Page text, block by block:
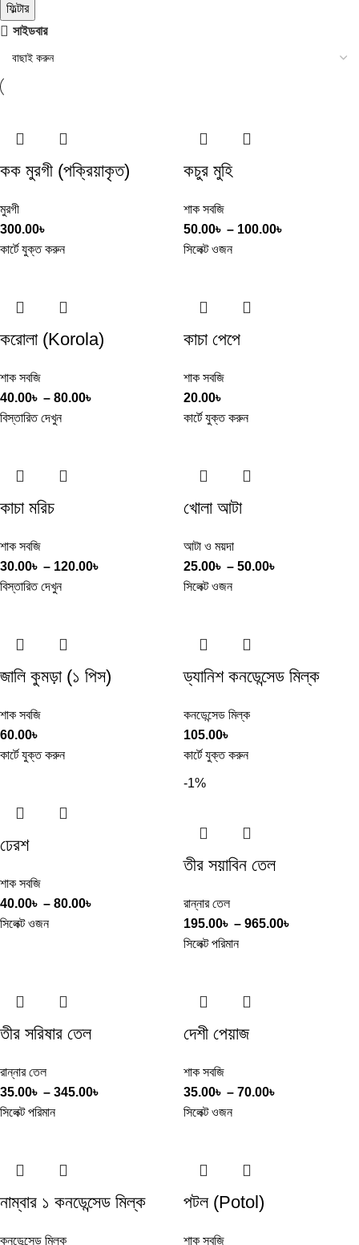
ফিল্টার
সাইডবার
কক মুরগী (পক্রিয়াকৃত)
মুরগী
300.00৳
কার্টে যুক্ত করুন
কচুর মুহি
শাক সবজি
50.00৳ – 100.00৳
সিলেক্ট ওজন
করোলা (Korola)
শাক সবজি
40.00৳ – 80.00৳
বিস্তারিত দেখুন
কাচা পেপে
শাক সবজি
20.00৳
কার্টে যুক্ত করুন
কাচা মরিচ
শাক সবজি
30.00৳ – 120.00৳
বিস্তারিত দেখুন
খোলা আটা
আটা ও ময়দা
25.00৳ – 50.00৳
সিলেক্ট ওজন
জালি কুমড়া (১ পিস)
শাক সবজি
60.00৳
কার্টে যুক্ত করুন
ড্যানিশ কনডেন্সেড মিল্ক
কনডেন্সেড মিল্ক
105.00৳
কার্টে যুক্ত করুন
ঢেরশ
শাক সবজি
40.00৳ – 80.00৳
সিলেক্ট ওজন
-1%
তীর সয়াবিন তেল
রান্নার তেল
195.00৳ – 965.00৳
সিলেক্ট পরিমান
তীর সরিষার তেল
রান্নার তেল
35.00৳ – 345.00৳
সিলেক্ট পরিমান
দেশী পেয়াজ
শাক সবজি
35.00৳ – 70.00৳
সিলেক্ট ওজন
নাম্বার ১ কনডেন্সেড মিল্ক
কনডেন্সেড মিল্ক
পটল (Potol)
শাক সবজি